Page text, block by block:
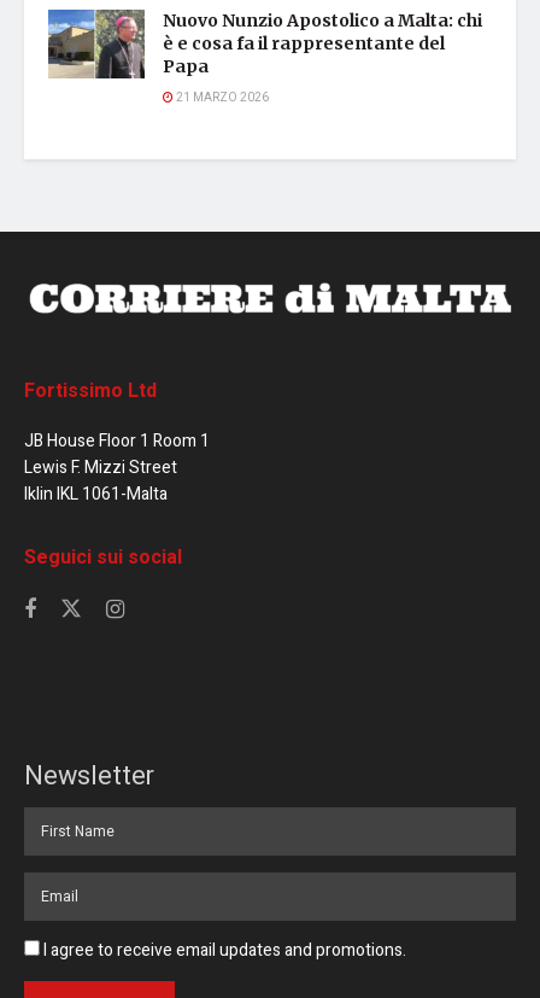
Nuovo Nunzio Apostolico a Malta: chi
è e cosa fa il rappresentante del
Papa
21 MARZO 2026
Fortissimo Ltd
JB House Floor 1 Room 1
Lewis F. Mizzi Street
Iklin IKL 1061-Malta
Seguici sui social
Newsletter
I agree to receive email updates and promotions.